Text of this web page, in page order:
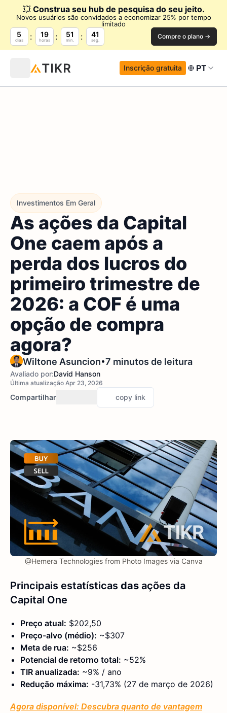
💥 Construa seu hub de pesquisa do seu jeito.
Novos usuários são convidados a economizar 25% por tempo
limitado
5
dias
19
horas
51
min.
40
seg. Compre o plano →
Inscrição gratuita PT
Investimentos Em Geral
As ações da Capital
One caem após a
perda dos lucros do
primeiro trimestre de
2026: a COF é uma
opção de compra
agora?
Wiltone Asuncion•7 minutos de leitura
Avaliado por:David Hanson
Última atualização Apr 23, 2026
Compartilhar copy link
@Hemera Technologies from Photo Images via Canva
Principais estatísticas das ações da
Capital One
Preço atual: $202,50
Preço-alvo (médio): ~$307
Meta de rua: ~$256
Potencial de retorno total: ~52%
TIR anualizada: ~9% / ano
Redução máxima: -31,73% (27 de março de 2026)
Agora disponível: Descubra quanto de vantagem